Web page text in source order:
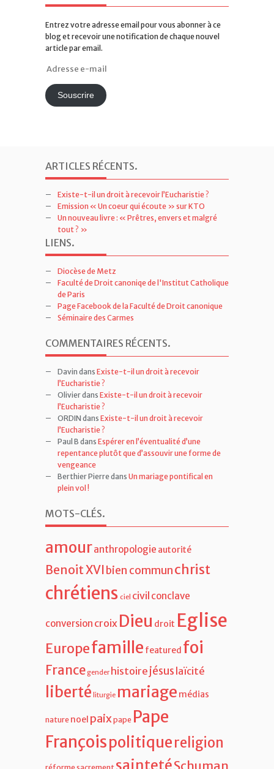
Entrez votre adresse email pour vous abonner à ce
blog et recevoir une notification de chaque nouvel
article par email.
Adresse
mailSouscrire
ARTICLES RÉCENTS.
Existe-t-il un droit à recevoir l’Eucharistie ?
Emission « Un coeur qui écoute » sur KTO
Un nouveau livre : « Prêtres, envers et malgré
tout ? »
LIENS.
Diocèse de Metz
Faculté de Droit canoniqe de l'Institut Catholique
de Paris
Page Facebook de la Faculté de Droit canonique
Séminaire des Carmes
COMMENTAIRES RÉCENTS.
Davin dans Existe-t-il un droit à recevoir
l’Eucharistie ?
Olivierdans Existe-t-il un droit à recevoir
l’Eucharistie ?
ORDIN dans Existe-t-il un droit à recevoir
l’Eucharistie ?
Paul B dans Espérer en l’éventualité d’une
repentance plutôt que d’assouvir une forme de
vengeance
Berthier Pierredans Un mariage pontifical en
plein vol !
MOTS-CLÉS.
amouranthropologie autorité
Benoit XVIbien communchrist
chrétiens ciel civil conclave
conversion croix Dieu droit Eglise
Europefamille featured foi
Francegender histoire jésus laïcité
liberté liturgie mariage médias
nature noel paixpape Pape
Françoispolitiquereligion
réformesacrement saintetéSchuman